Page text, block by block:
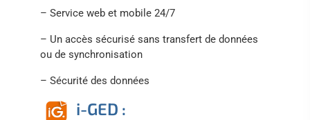
– Service web et mobile 24/7
– Un accès sécurisé sans transfert de données
ou de synchronisation
– Sécurité des données
i-GED :